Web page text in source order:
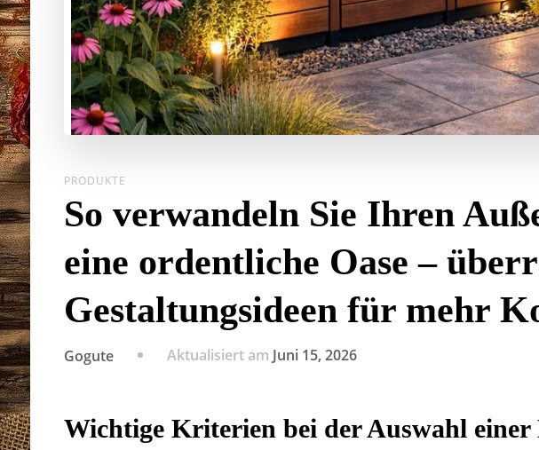
PRODUKTE
So verwandeln Sie Ihren
eine ordentliche Oase –
Gestaltungsideen für mehr
Gogute Aktualisiert am Juni 15, 2026
Wichtige Kriterien bei der Auswahl